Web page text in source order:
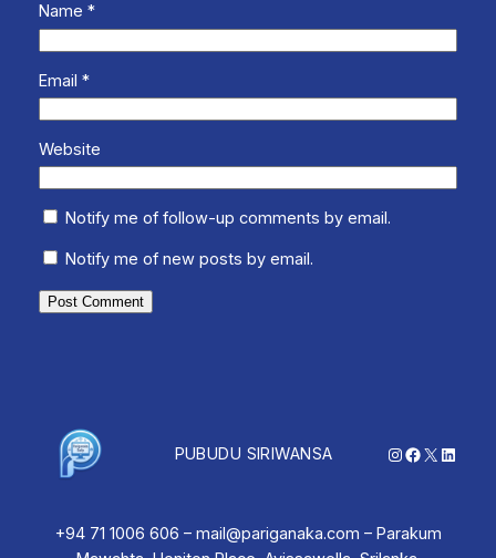
Name *
Email *
Website
Notify me of follow-up comments by email.
Notify me of new posts by email.
PUBUDU SIRIWANSA Instagram
Facebook
X
+94 71 1006 606 – mail@pariganaka.com – Parakum